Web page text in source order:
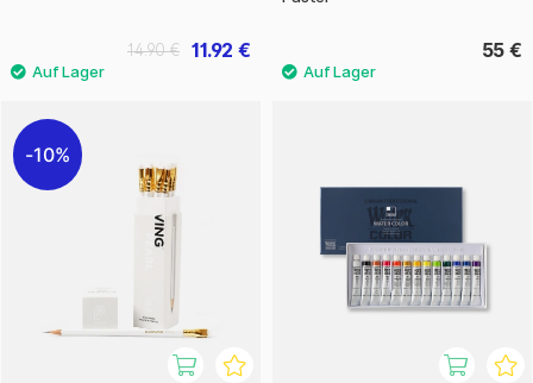
11.92 €
14.90 € 55 €
10%